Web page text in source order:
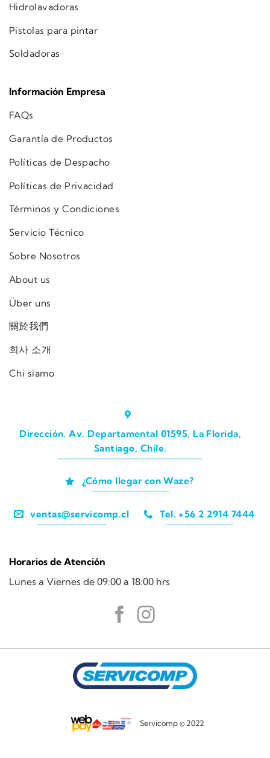
Hidrolavadoras
Pistolas para pintar
Soldadoras
Información Empresa
FAQs
Garantía de Productos
Políticas de Despacho
Políticas de Privacidad
Términos y Condiciones
Servicio Técnico
Sobre Nosotros
About us
Über uns
關於我們
회사 소개
Chi siamo
Dirección. Av. Departamental 01595, La Florida,
Santiago, Chile.
¿Cómo llegar con Waze?
ventas@servicomp.cl Tel. +56 2 2914 7444
Horarios de Atención
Lunes a Viernes de 09:00 a 18:00 hrs
Servicomp © 2022